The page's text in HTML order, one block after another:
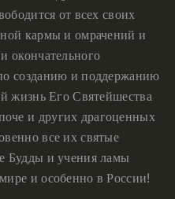
от всех своих
кармы и омрачений и
окончательного
созданию и поддержанию
жизнь Его Святейшества
и других драгоценных
все их святые
Будды и учения ламы
и особенно в России!